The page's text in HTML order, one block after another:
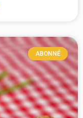
ABONNÉ